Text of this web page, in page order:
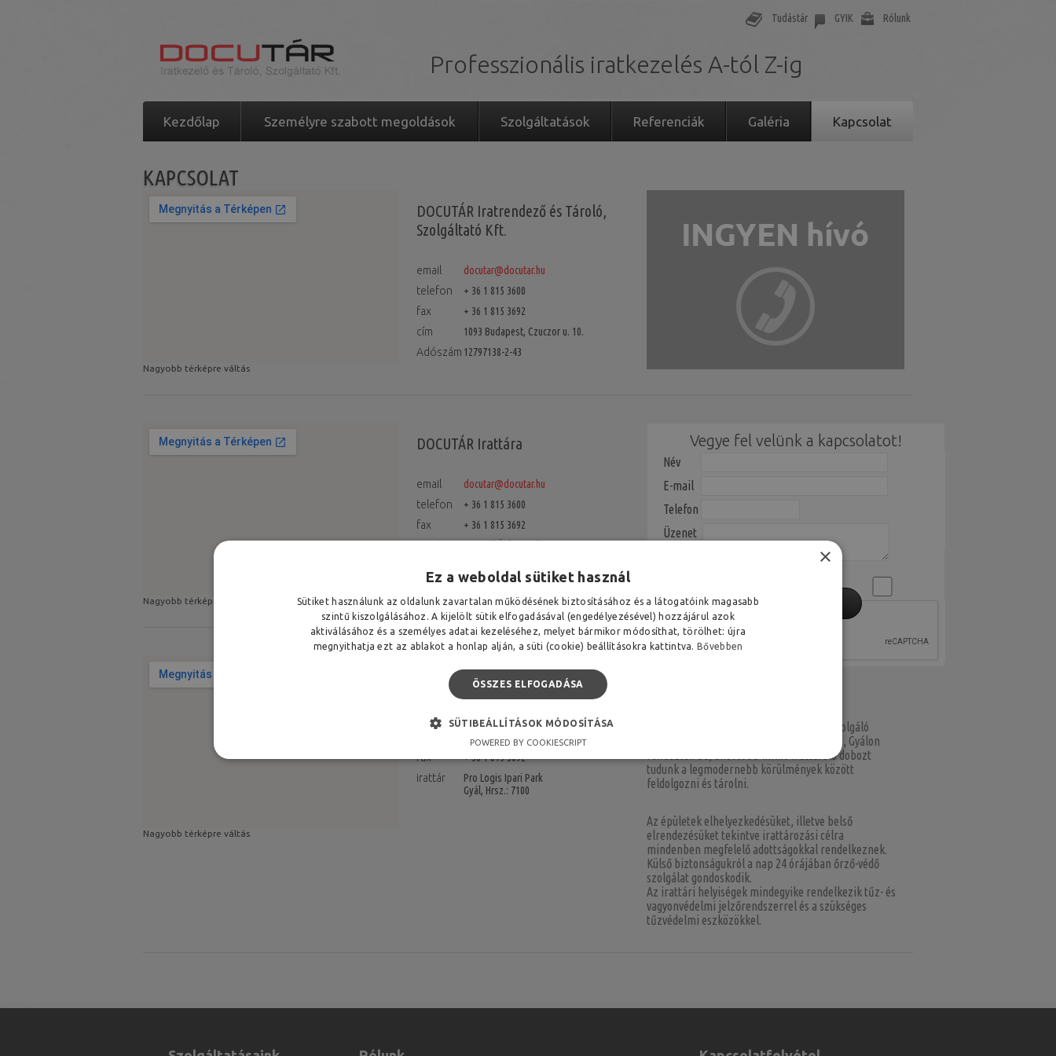
Professzionális iratkezelés A-tól Z-ig
Tudástár GYIK Rólunk
Kezdőlap Személyre szabott megoldások Szolgáltatások Referenciák Galéria Kapcsolat
KAPCSOLAT
Nagyobb térképre váltás
DOCUTÁR Iratrendező és Tároló,
Szolgáltató Kft.
email
docutar@docutar.hu
telefon
+ 36 1 815 3600
fax
+ 36 1 815 3692
cím
1093 Budapest, Czuczor u. 10.
Adószám 12797138-2-43
Nagyobb térképre váltás
DOCUTÁR Irattára
email
docutar@docutar.hu
telefon
+ 36 1 815 3600
fax
+ 36 1 815 3692
Vegye fel velünk a kapcsolatot!
Név
E-mail
Telefon
Üzenet
Nagyobb térképre váltás
DOCUTÁR Raktára
email
docutar@docutar.hu
+ 36 1 815 3600
fax
+ 36 1 815 3692
irattár
Pro Logis Ipari Park
Gyál, Hrsz.: 7100
Az irattári tevékenységünk helyszínéül szolgáló
irattárainkat Budapest vonzáskörzetében, Gyálon
rendeztük be, ahol több millió irattároló dobozt
tudunk a legmodernebb körülmények között
feldolgozni és tárolni.
Az épületek elhelyezkedésüket, illetve belső
elrendezésüket tekintve irattározási célra
mindenben megfelelő adottságokkal rendelkeznek.
Külső biztonságukról a nap 24 órájában őrző-védő
szolgálat gondoskodik.
Az irattári helyiségek mindegyike rendelkezik tűz- és
vagyonvédelmi jelzőrendszerrel és a szükséges
tűzvédelmi eszközökkel.
×
Ez a weboldal sütiket használ
Sütiket használunk az oldalunk zavartalan működésének biztosításához és a látogatóink magasabb
szintű kiszolgálásához. A kijelölt sütik elfogadásával (engedélyezésével) hozzájárul azok
aktiválásához és a személyes adatai kezeléséhez, melyet bármikor módosíthat, törölhet: újra
megnyithatja ezt az ablakot a honlap alján, a süti (cookie) beállításokra kattintva.Bővebben
ÖSSZES ELFOGADÁSA
SÜTIBEÁLLÍTÁSOK MÓDOSÍTÁSA
POWERED BY COOKIESCRIPT